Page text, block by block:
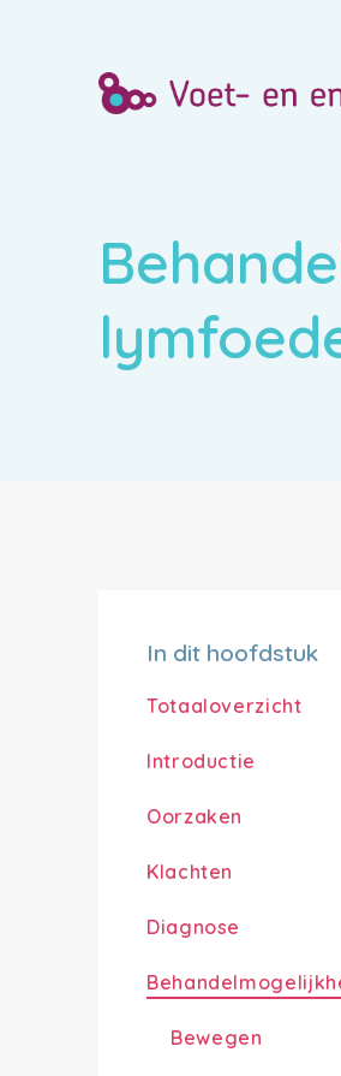
In dit hoofdstuk
Totaaloverzicht
Introductie
Oorzaken
Klachten
Diagnose
Bewegen